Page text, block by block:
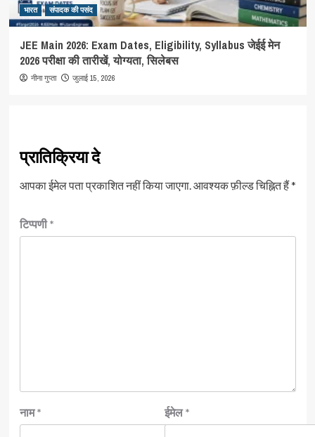
भारत संपादक की पसंद
JEE Main 2026: Exam Dates, Eligibility, Syllabus जेईई मेन
2026 परीक्षा की तारीखें, योग्यता, सिलेबस
नीना गुप्ता जुलाई 15, 2026
प्रातिक्रिया दे
आपका ईमेल पता प्रकाशित नहीं किया जाएगा. आवश्यक फ़ील्ड चिह्नित हैं*
टिप्पणी*
नाम* ईमेल*